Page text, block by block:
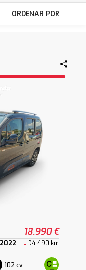
ORDENAR POR
18.990 €
2022 94.490 km
102 cv